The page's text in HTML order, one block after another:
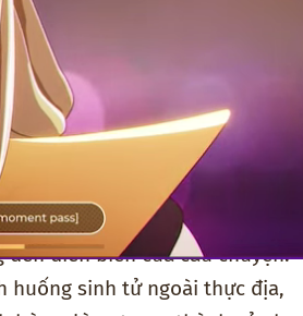
diễn biến của câu chuyện.
huống sinh tử ngoài thực địa,